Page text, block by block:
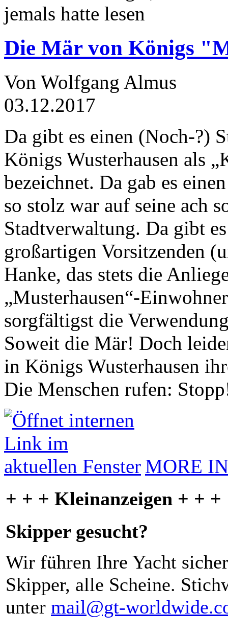
jemals hatte lesen
Die Mär von Königs
Von Wolfgang Almus
03.12.2017
Da gibt es einen (Noch-?)
Königs Wusterhausen als
bezeichnet. Da gab es
so stolz war auf seine ach
Stadtverwaltung. Da gibt
großartigen Vorsitzenden
Hanke, das stets die
„Musterhausen“-
sorgfältigst die
Soweit die Mär! Doch
in Königs Wusterhausen
Die Menschen rufen:
MORE
+ + + Kleinanzeigen + + +
Skipper gesucht?
Wir führen Ihre Yacht
Skipper, alle Scheine.
unter mail@gt-